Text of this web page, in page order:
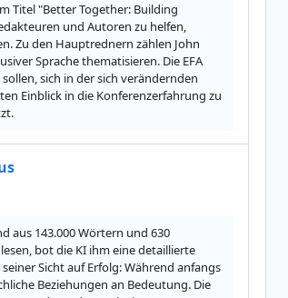
Titel "Better Together: Building
und Autoren zu helfen,
Zu den Hauptrednern zählen John
Sprache thematisieren. Die EFA
sich in der sich verändernden
Einblick in die Konferenzerfahrung zu
aus 143.000 Wörtern und 630
bot die KI ihm eine detaillierte
Sicht auf Erfolg: Während anfangs
Beziehungen an Bedeutung. Die